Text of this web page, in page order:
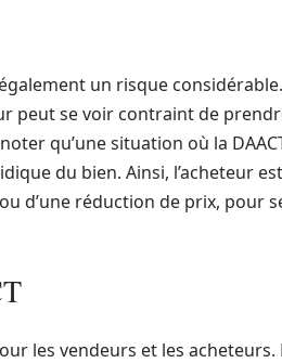
un risque considérable.
peut se voir contraint de
qu’une situation où la
du bien. Ainsi, l’acheteur
d’une réduction de prix, pour
les vendeurs et les acheteurs.